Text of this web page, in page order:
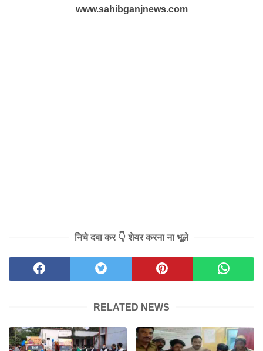
www.sahibganjnews.com
निचे दबा कर 👇 शेयर करना ना भूले
RELATED NEWS